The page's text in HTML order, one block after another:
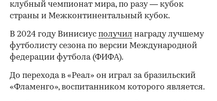
клубный чемпионат мира, по разу — кубок
страны и Межконтинентальный кубок.
В 2024 году Винисиус получил награду лучшему
футболисту сезона по версии Международной
федерации футбола (ФИФА).
До перехода в «Реал» он играл за бразильский
«Фламенго», воспитанником которого является.